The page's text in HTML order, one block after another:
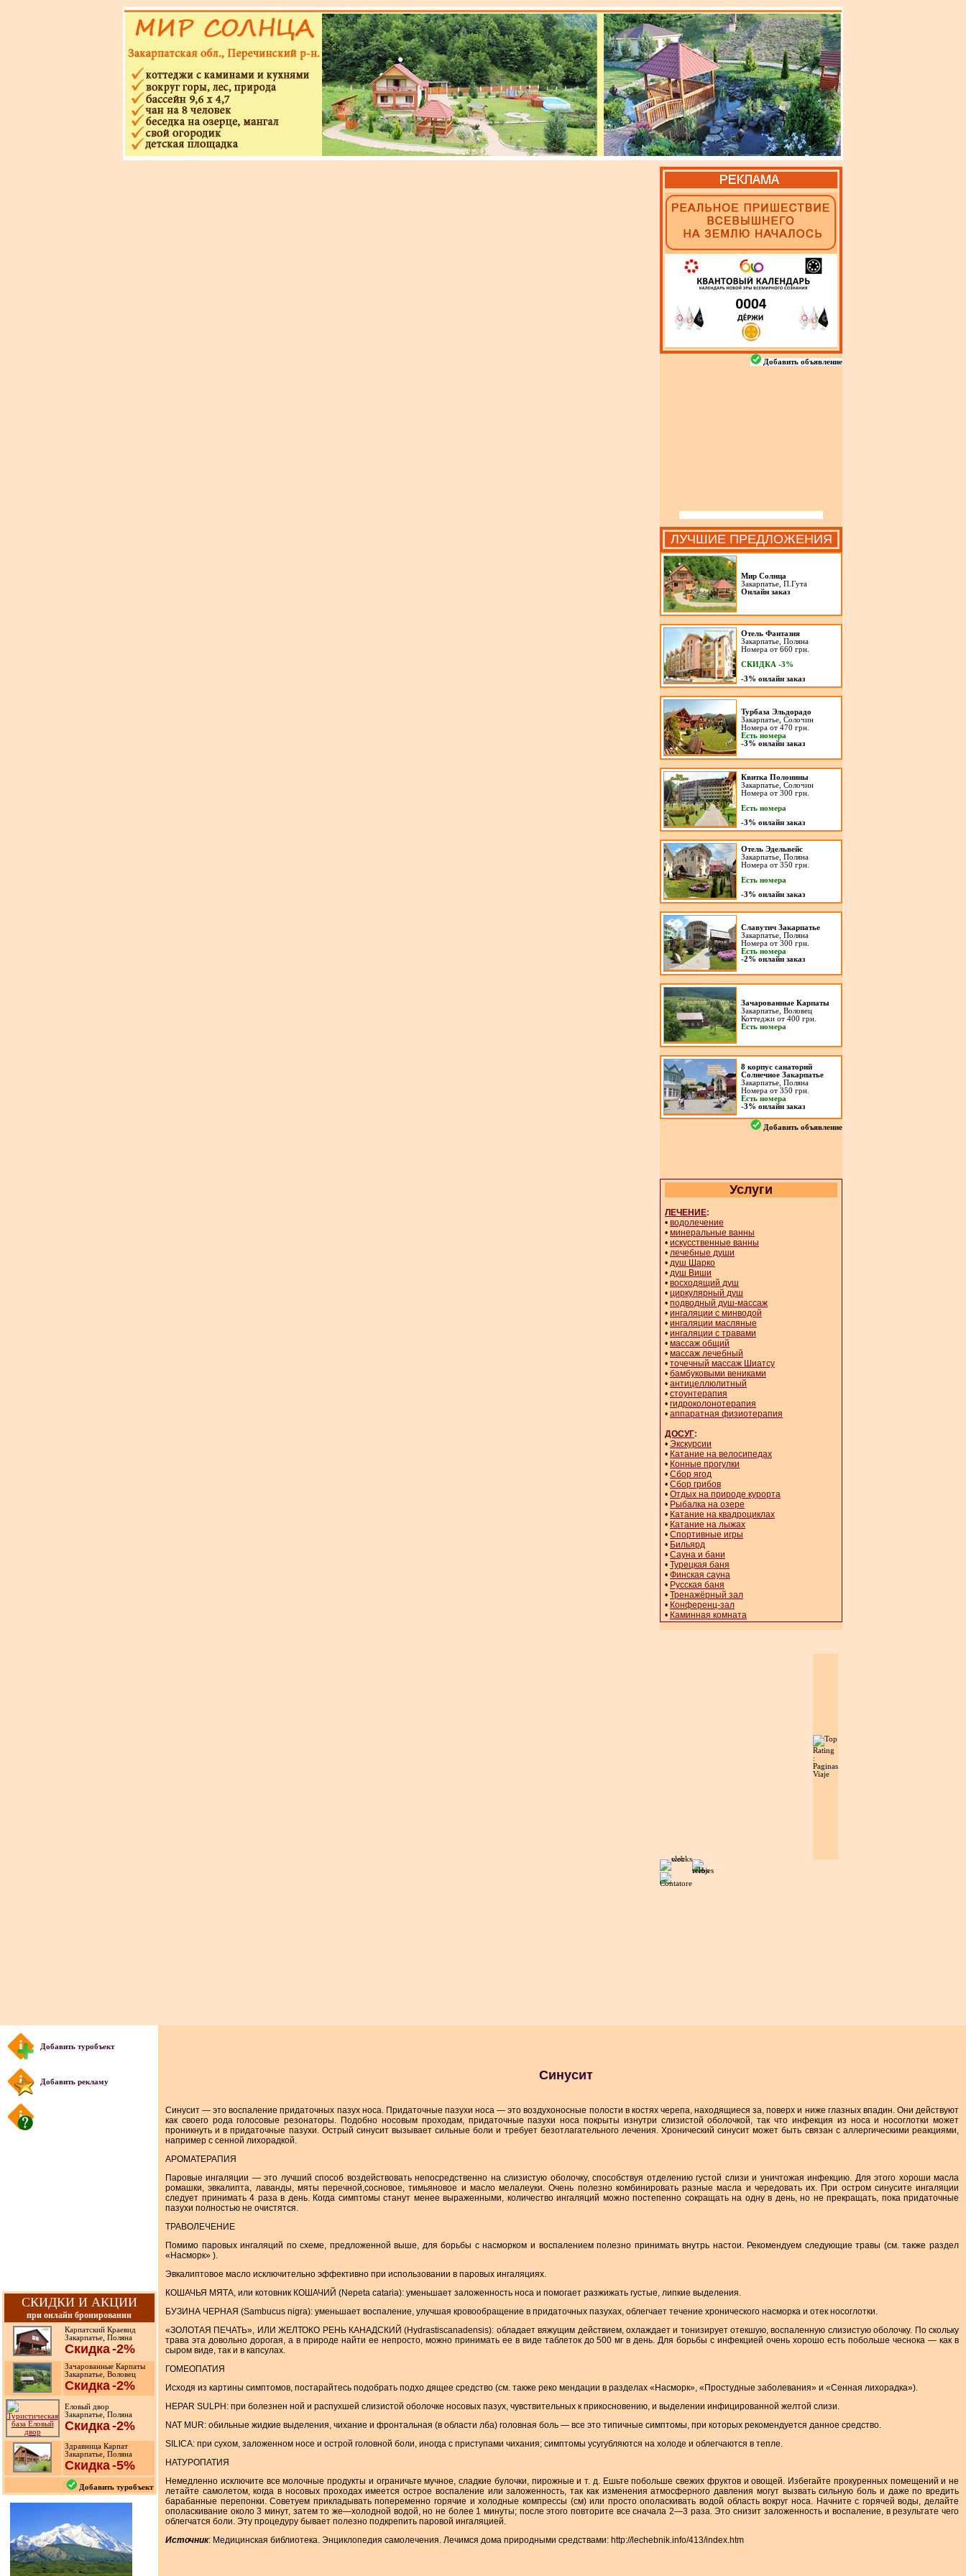
Добавить объявление
ЛУЧШИЕ ПРЕДЛОЖЕНИЯ
Мир Солнца
Закарпатье, П.Гута
Онлайн заказ
Отель Фантазия
Закарпатье, Поляна
Номера от 660 грн.
СКИДКА -3%
-3% онлайн заказ
Турбаза Эльдорадо
Закарпатье, Солочин
Номера от 470 грн.
Есть номера
-3% онлайн заказ
Квитка Полонины
Закарпатье, Солочин
Номера от 300 грн.
Есть номера
-3% онлайн заказ
Отель Эдельвейс
Закарпатье, Поляна
Номера от 350 грн.
Есть номера
-3% онлайн заказ
Славутич Закарпатье
Закарпатье, Поляна
Номера от 300 грн.
Есть номера
-2% онлайн заказ
Зачарованные Карпаты
Закарпатье, Воловец
Коттеджи от 400 грн.
Есть номера
8 корпус санаторий
Солнечное Закарпатье
Закарпатье, Поляна
Номера от 350 грн.
Есть номера
-3% онлайн заказ
Добавить объявление
Услуги
ЛЕЧЕНИЕ:
• водолечение
• минеральные ванны
• искусственные ванны
• лечебные души
• душ Шарко
• душ Виши
• восходящий душ
• циркулярный душ
• подводный душ-массаж
• ингаляции с минводой
• ингаляции масляные
• ингаляции с травами
• массаж общий
• массаж лечебный
• точечный массаж Шиатсу
• бамбуковыми вениками
• антицеллюлитный
• стоунтерапия
• гидроколонотерапия
• аппаратная физиотерапия
ДОСУГ:
• Экскурсии
• Катание на велосипедах
• Конные прогулки
• Сбор ягод
• Сбор грибов
• Отдых на природе курорта
• Рыбалка на озере
• Катание на квадроциклах
• Катание на лыжах
• Спортивные игры
• Бильярд
• Сауна и бани
• Турецкая баня
• Финская сауна
• Русская баня
• Тренажёрный зал
• Конференц-зал
• Каминная комната
Добавить туробъект
Добавить рекламу
СКИДКИ И АКЦИИ
при онлайн бронировании
Карпатский Краевид
Закарпатье, Поляна
Скидка-2%
Зачарованные Карпаты
Закарпатье, Воловец
Скидка-2%
Еловый двор
Закарпатье, Поляна
Скидка-2%
Здравница Карпат
Закарпатье, Поляна
Скидка-5%
Добавить туробъект
Синусит
Синусит — это воспаление придаточных пазух носа. Придаточные пазухи носа — это воздухоносные полости в костях черепа, находящиеся за, поверх и ниже глазных впадин. Они действуют
как своего рода голосовые резонаторы. Подобно носовым проходам, придаточные пазухи носа покрыты изнутри слизистой оболочкой, так что инфекция из носа и носоглотки может
проникнуть и в придаточные пазухи. Острый синусит вызывает сильные боли и требует безотлагательного лечения. Хронический синусит может быть связан с аллергическими реакциями,
например с сенной лихорадкой.
АРОМАТЕРАПИЯ
Паровые ингаляции — это лучший способ воздействовать непосредственно на слизистую оболочку, способствуя отделению густой слизи и уничтожая инфекцию. Для этого хороши масла
ромашки, эвкалипта, лаванды, мяты перечной,сосновое, тимьяновое и масло мелалеуки. Очень полезно комбинировать разные масла и чередовать их. При остром синусите ингаляции
следует принимать 4 раза в день. Когда симптомы станут менее выраженными, количество ингаляций можно постепенно сокращать на одну в день, но не прекращать, пока придаточные
пазухи полностью не очистятся.
ТРАВОЛЕЧЕНИЕ
Помимо паровых ингаляций по схеме, предложенной выше, для борьбы с насморком и воспалением полезно принимать внутрь настои. Рекомендуем следующие травы (см. также раздел
«Насморк» ).
Эвкалиптовое масло исключительно эффективно при использовании в паровых ингаляциях.
КОШАЧЬЯ МЯТА, или котовник КОШАЧИЙ (Nepeta cataria): уменьшает заложенность носа и помогает разжижать густые, липкие выделения.
БУЗИНА ЧЕРНАЯ (Sambucus nigra): уменьшает воспаление, улучшая кровообращение в придаточных пазухах, облегчает течение хронического насморка и отек носоглотки.
«ЗОЛОТАЯ ПЕЧАТЬ», ИЛИ ЖЕЛТОКО РЕНЬ КАНАДСКИЙ (Hydrastiscanadensis): обладает вяжущим действием, охлаждает и тонизирует отекшую, воспаленную слизистую оболочку. По скольку
трава эта довольно дорогая, а в природе найти ее непросто, можно принимать ее в виде таблеток до 500 мг в день. Для борьбы с инфекцией очень хорошо есть побольше чеснока — как в
сыром виде, так и в капсулах.
ГОМЕОПАТИЯ
Исходя из картины симптомов, постарайтесь подобрать подхо дящее средство (см. также реко мендации в разделах «Насморк», «Простудные заболевания» и «Сенная лихорадка»).
HEPAR SULPH: при болезнен ной и распухшей слизистой оболочке носовых пазух, чувствительных к прикосновению, и выделении инфицированной желтой слизи.
NAT MUR: обильные жидкие выделения, чихание и фронтальная (в области лба) головная боль — все это типичные симптомы, при которых рекомендуется данное средство.
SILICA: при сухом, заложенном носе и острой головной боли, иногда с приступами чихания; симптомы усугубляются на холоде и облегчаются в тепле.
НАТУРОПАТИЯ
Немедленно исключите все молочные продукты и ограничьте мучное, сладкие булочки, пирожные и т. д. Ешьте побольше свежих фруктов и овощей. Избегайте прокуренных помещений и не
летайте самолетом, когда в носовых проходах имеется острое воспаление или заложенность, так как изменения атмосферного давления могут вызвать сильную боль и даже по вредить
барабанные перепонки. Советуем прикладывать попеременно горячие и холодные компрессы (см) или просто ополаскивать водой область вокруг носа. Начните с горячей воды, делайте
ополаскивание около 3 минут, затем то же—холодной водой, но не более 1 минуты; после этого повторите все сначала 2—3 раза. Это снизит заложенность и воспаление, в результате чего
облегчатся боли. Эту процедуру бывает полезно подкрепить паровой ингаляцией.
Источник: Медицинская библиотека. Энциклопедия самолечения. Лечимся дома природными средствами: http://lechebnik.info/413/index.htm